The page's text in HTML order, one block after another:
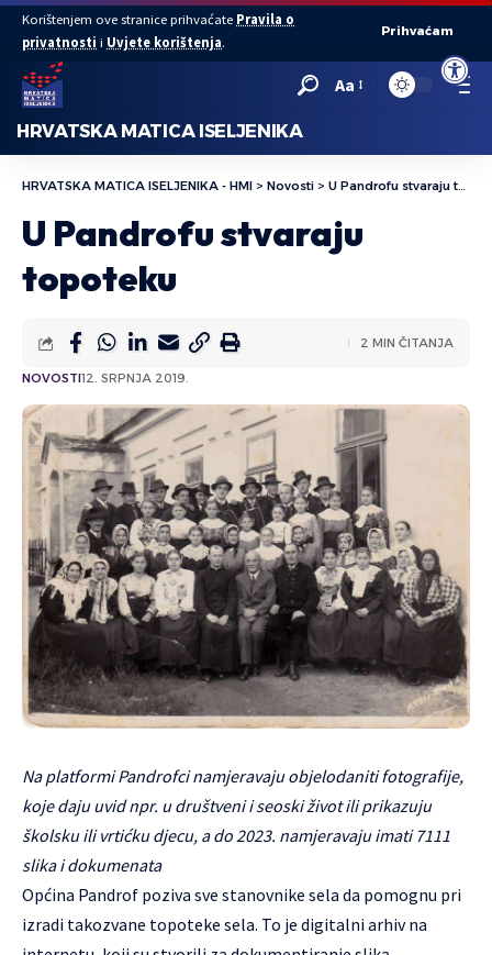
Open
Korištenjem ove stranice prihvaćate Pravila o
privatnosti i Uvjete korištenja.
Prihvaćam
Aa
HRVATSKA MATICA ISELJENIKA
HRVATSKA MATICA ISELJENIKA - HMI > Novosti > U Pandrofu stvaraju topoteku
U Pandrofu stvaraju
topoteku
NOVOSTI12. SRPNJA 2019.
2 MIN ČITANJA
Na platformi Pandrofci namjeravaju objelodaniti fotografije,
koje daju uvid npr. u društveni i seoski život ili prikazuju
školsku ili vrtićku djecu, a do 2023. namjeravaju imati 7111
slika i dokumenata
Općina Pandrof poziva sve stanovnike sela da pomognu pri
izradi takozvane topoteke sela. To je digitalni arhiv na